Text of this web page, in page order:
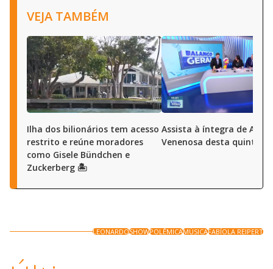
VEJA TAMBÉM
Ilha dos bilionários tem acesso
restrito e reúne moradores
como Gisele Bündchen e
Zuckerberg 🏝️
Assista à íntegra de A
Venenosa desta quinta (6)
LEONARDOSHOWPOLÊMICAMÚSICAFABÍOLA REIPERT